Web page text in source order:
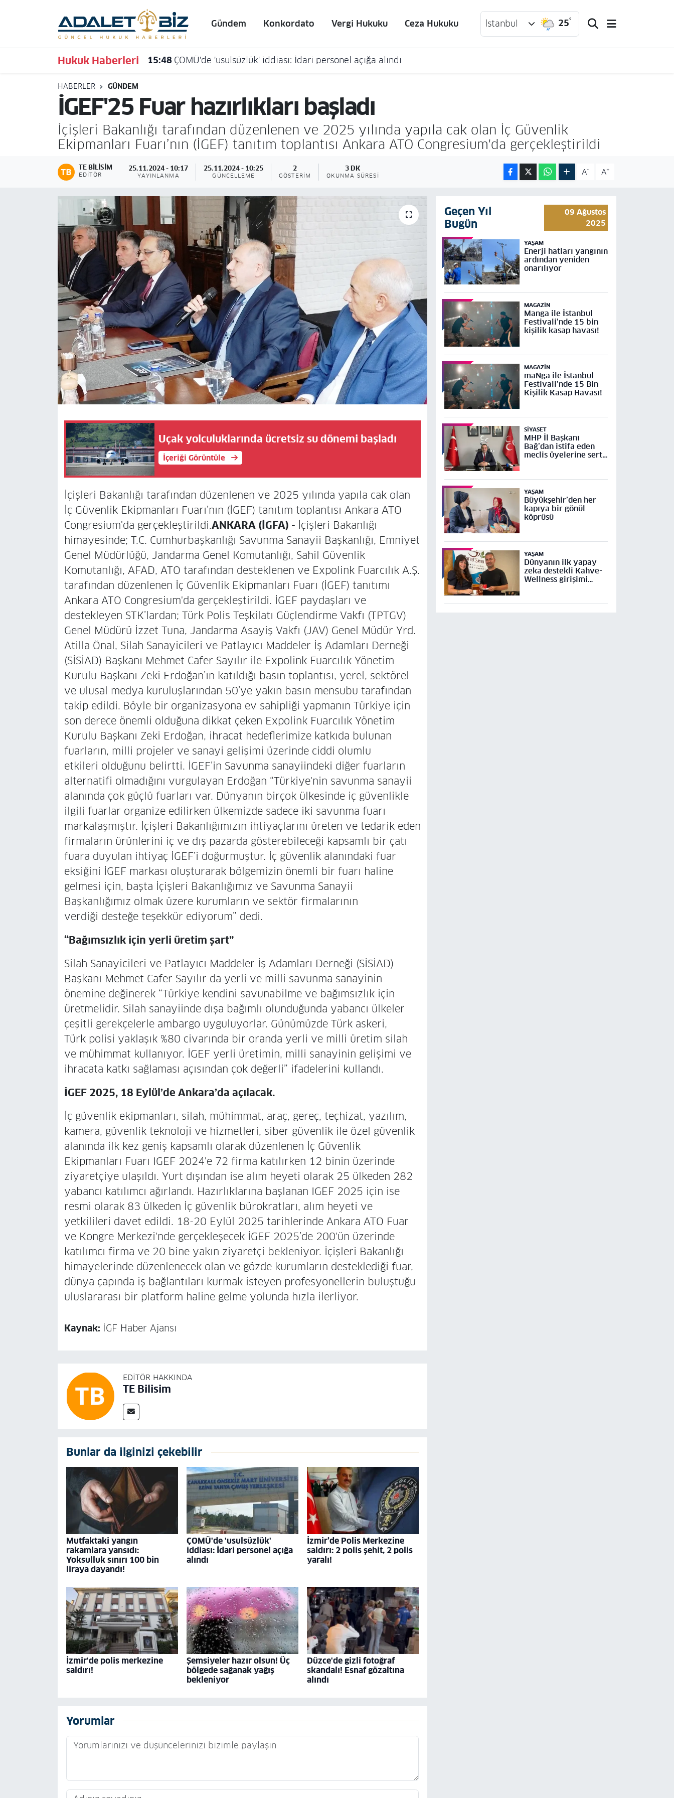
Gündem Konkordato Vergi Hukuku Ceza Hukuku İstanbul 25°
Hukuk Haberleri 15:48 ÇOMÜ'de 'usulsüzlük' iddiası: İdari personel açığa alındı
HABERLER GÜNDEM
İGEF'25 Fuar hazırlıkları başladı
İçişleri Bakanlığı tarafından düzenlenen ve 2025 yılında yapıla cak olan İç Güvenlik
Ekipmanları Fuarı’nın (İGEF) tanıtım toplantısı Ankara ATO Congresium'da gerçekleştirildi
TE BILISIM
EDITÖR
25.11.2024 - 10:17
YAYINLANMA
25.11.2024 - 10:25
GÜNCELLEME
2
GÖSTERIM
3 DK
OKUNMA SÜRESI A- A+
Uçak yolculuklarında ücretsiz su dönemi başladı
İçeriği Görüntüle
İçişleri Bakanlığı tarafından düzenlenen ve 2025 yılında yapıla cak olan
İç Güvenlik Ekipmanları Fuarı’nın (İGEF) tanıtım toplantısı Ankara ATO
Congresium'da gerçekleştirildi.ANKARA (İGFA) - İçişleri Bakanlığı
himayesinde; T.C. Cumhurbaşkanlığı Savunma Sanayii Başkanlığı, Emniyet
Genel Müdürlüğü, Jandarma Genel Komutanlığı, Sahil Güvenlik
Komutanlığı, AFAD, ATO tarafından desteklenen ve Expolink Fuarcılık A.Ş.
tarafından düzenlenen İç Güvenlik Ekipmanları Fuarı (İGEF) tanıtımı
Ankara ATO Congresium'da gerçekleştirildi. İGEF paydaşları ve
destekleyen STK’lardan; Türk Polis Teşkilatı Güçlendirme Vakfı (TPTGV)
Genel Müdürü İzzet Tuna, Jandarma Asayiş Vakfı (JAV) Genel Müdür Yrd.
Atilla Önal, Silah Sanayicileri ve Patlayıcı Maddeler İş Adamları Derneği
(SİSİAD) Başkanı Mehmet Cafer Sayılır ile Expolink Fuarcılık Yönetim
Kurulu Başkanı Zeki Erdoğan’ın katıldığı basın toplantısı, yerel, sektörel
ve ulusal medya kuruluşlarından 50’ye yakın basın mensubu tarafından
takip edildi. Böyle bir organizasyona ev sahipliği yapmanın Türkiye için
son derece önemli olduğuna dikkat çeken Expolink Fuarcılık Yönetim
Kurulu Başkanı Zeki Erdoğan, ihracat hedeflerimize katkıda bulunan
fuarların, milli projeler ve sanayi gelişimi üzerinde ciddi olumlu
etkileri olduğunu belirtti. İGEF’in Savunma sanayiindeki diğer fuarların
alternatifi olmadığını vurgulayan Erdoğan “Türkiye'nin savunma sanayii
alanında çok güçlü fuarları var. Dünyanın birçok ülkesinde iç güvenlikle
ilgili fuarlar organize edilirken ülkemizde sadece iki savunma fuarı
markalaşmıştır. İçişleri Bakanlığımızın ihtiyaçlarını üreten ve tedarik eden
firmaların ürünlerini iç ve dış pazarda gösterebileceği kapsamlı bir çatı
fuara duyulan ihtiyaç İGEF’i doğurmuştur. İç güvenlik alanındaki fuar
eksiğini İGEF markası oluşturarak bölgemizin önemli bir fuarı haline
gelmesi için, başta İçişleri Bakanlığımız ve Savunma Sanayii
Başkanlığımız olmak üzere kurumların ve sektör firmalarının
verdiği desteğe teşekkür ediyorum” dedi.
“Bağımsızlık için yerli üretim şart”
Silah Sanayicileri ve Patlayıcı Maddeler İş Adamları Derneği (SİSİAD)
Başkanı Mehmet Cafer Sayılır da yerli ve milli savunma sanayinin
önemine değinerek “Türkiye kendini savunabilme ve bağımsızlık için
üretmelidir. Silah sanayiinde dışa bağımlı olunduğunda yabancı ülkeler
çeşitli gerekçelerle ambargo uyguluyorlar. Günümüzde Türk askeri,
Türk polisi yaklaşık %80 civarında bir oranda yerli ve milli üretim silah
ve mühimmat kullanıyor. İGEF yerli üretimin, milli sanayinin gelişimi ve
ihracata katkı sağlaması açısından çok değerli” ifadelerini kullandı.
İGEF 2025, 18 Eylül’de Ankara’da açılacak.
İç güvenlik ekipmanları, silah, mühimmat, araç, gereç, teçhizat, yazılım,
kamera, güvenlik teknoloji ve hizmetleri, siber güvenlik ile özel güvenlik
alanında ilk kez geniş kapsamlı olarak düzenlenen İç Güvenlik
Ekipmanları Fuarı IGEF 2024'e 72 firma katılırken 12 binin üzerinde
ziyaretçiye ulaşıldı. Yurt dışından ise alım heyeti olarak 25 ülkeden 282
yabancı katılımcı ağırlandı. Hazırlıklarına başlanan IGEF 2025 için ise
resmi olarak 83 ülkeden İç güvenlik bürokratları, alım heyeti ve
yetkilileri davet edildi. 18-20 Eylül 2025 tarihlerinde Ankara ATO Fuar
ve Kongre Merkezi'nde gerçekleşecek İGEF 2025’de 200'ün üzerinde
katılımcı firma ve 20 bine yakın ziyaretçi bekleniyor. İçişleri Bakanlığı
himayelerinde düzenlenecek olan ve gözde kurumların desteklediği fuar,
dünya çapında iş bağlantıları kurmak isteyen profesyonellerin buluştuğu
uluslararası bir platform haline gelme yolunda hızla ilerliyor.
Kaynak: İGF Haber Ajansı
EDITÖR HAKKINDA
TE Bilisim
Bunlar da ilginizi çekebilir
Mutfaktaki yangın
rakamlara yansıdı:
Yoksulluk sınırı 100 bin
liraya dayandı!
ÇOMÜ'de 'usulsüzlük'
iddiası: İdari personel açığa
alındı
İzmir’de Polis Merkezine
saldırı: 2 polis şehit, 2 polis
yaralı!
İzmir'de polis merkezine
saldırı!
Şemsiyeler hazır olsun! Üç
bölgede sağanak yağış
bekleniyor
Düzce'de gizli fotoğraf
skandalı! Esnaf gözaltına
alındı
Yorumlar
Geçen Yıl
Bugün
09 Ağustos
2025
YAŞAM
Enerji hatları yangının
ardından yeniden
onarılıyor
MAGAZIN
Manga ile İstanbul
Festivali’nde 15 bin
kişilik kasap havası!
MAGAZIN
maNga ile İstanbul
Festivali’nde 15 Bin
Kişilik Kasap Havası!
SIYASET
MHP İl Başkanı
Bağ’dan istifa eden
meclis üyelerine sert
YAŞAM
Büyükşehir’den her
kapıya bir gönül
köprüsü
YAŞAM
Dünyanın ilk yapay
zeka destekli Kahve-
Wellness girişimi
Hava Durumu
Trafik Durumu
Süper Lig Puan Durumu ve Fikstür
Tüm Manşetler
Son Dakika Haberleri
Haber Arşivi